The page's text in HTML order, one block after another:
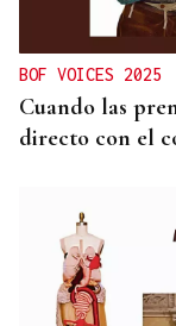
BOF VOICES 2025
Cuando las
directo con el